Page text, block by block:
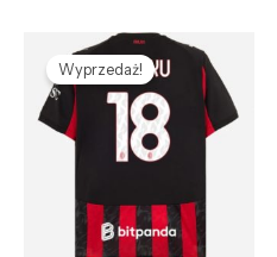
Wyprzedaż!
Pierwotna
cena
wynosiła:
476,89 zł.
Aktualna
cena
wynosi:
132,68 zł.